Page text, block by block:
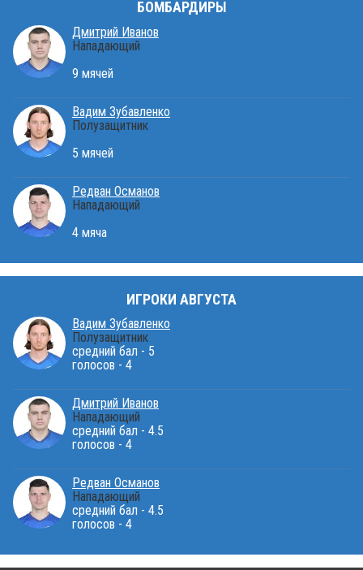
БОМБАРДИРЫ
Дмитрий Иванов
Нападающий
9 мячей
Вадим Зубавленко
Полузащитник
5 мячей
Редван Османов
Нападающий
4 мяча
ИГРОКИ АВГУСТА
Вадим Зубавленко
Полузащитник
средний бал - 5
голосов - 4
Дмитрий Иванов
Нападающий
средний бал - 4.5
голосов - 4
Редван Османов
Нападающий
средний бал - 4.5
голосов - 4